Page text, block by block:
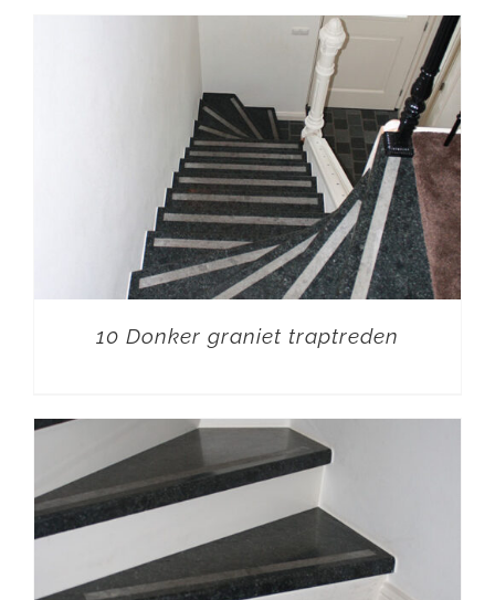
10 Donker graniet traptreden